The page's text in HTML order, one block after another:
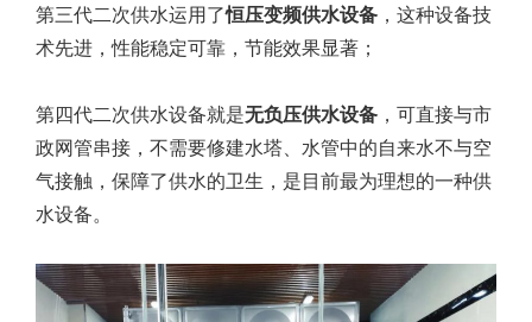
第三代二次供水运用了恒压变频供水设备 ，这种设备技
术先进，性能稳定可靠，节能效果显著；
第四代二次供水设备就是无负压供水设备 ，可直接与市
政网管串接，不需要修建水塔、水管中的自来水不与空
气接触，保障了供水的卫生，是目前最为理想的一种供
水设备。